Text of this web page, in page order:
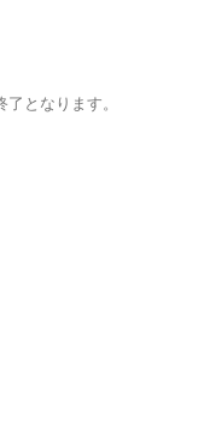
となります。